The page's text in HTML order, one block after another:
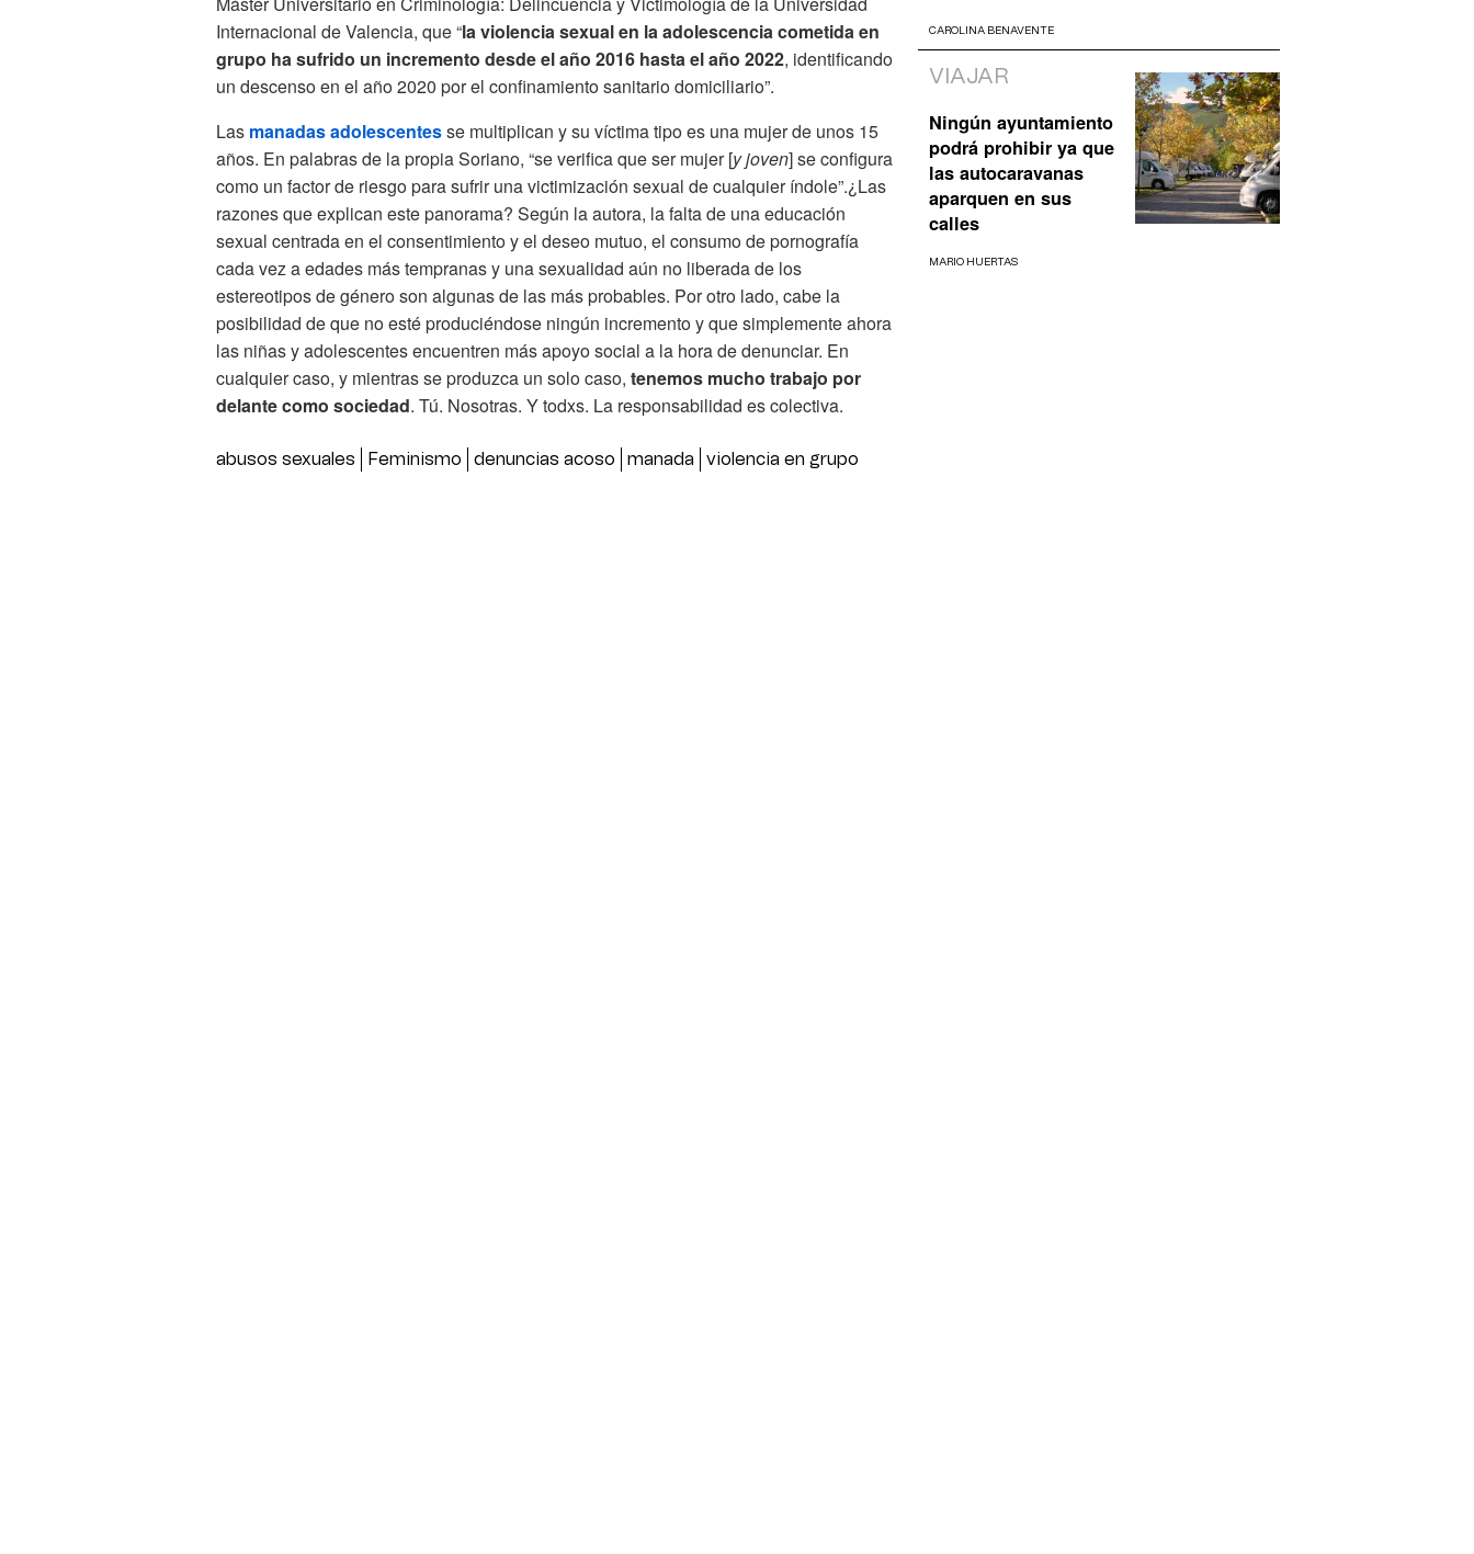
Internacional de Valencia, que “la violencia sexual en la adolescencia cometida en
grupo ha sufrido un incremento desde el año 2016 hasta el año 2022, identificando
un descenso en el año 2020 por el confinamiento sanitario domiciliario”.
Las manadas adolescentesse multiplican y su víctima tipo es una mujer de unos 15
años. En palabras de la propia Soriano, “se verifica que ser mujer [y joven] se configura
como un factor de riesgo para sufrir una victimización sexual de cualquier índole”.¿Las
razones que explican este panorama? Según la autora, la falta de una educación
sexual centrada en el consentimiento y el deseo mutuo, el consumo de pornografía
cada vez a edades más tempranas y una sexualidad aún no liberada de los
estereotipos de género son algunas de las más probables. Por otro lado, cabe la
posibilidad de que no esté produciéndose ningún incremento y que simplemente ahora
las niñas y adolescentes encuentren más apoyo social a la hora de denunciar. En
cualquier caso, y mientras se produzca un solo caso, tenemos mucho trabajo por
delante como sociedad. Tú. Nosotras. Y todxs. La responsabilidad es colectiva.
abusos sexuales Feminismo denuncias acoso manada violencia en grupo
CAROLINA BENAVENTE
VIAJAR
Ningún ayuntamiento
podrá prohibir ya que
las autocaravanas
aparquen en sus
calles
MARIO HUERTAS